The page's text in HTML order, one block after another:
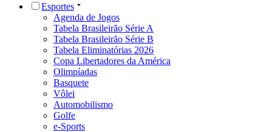
Esportes
Agenda de Jogos
Tabela Brasileirão Série A
Tabela Brasileirão Série B
Tabela Eliminatórias 2026
Copa Libertadores da América
Olimpíadas
Basquete
Vôlei
Automobilismo
Golfe
e-Sports